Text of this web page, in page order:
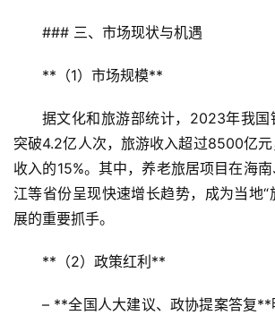
### 三、市场现状与机遇
**（1）市场规模**
据文化和旅游部统计，2023年我国
突破4.2亿人次，旅游收入超过8500亿
收入的15%。其中，养老旅居项目在海
江等省份呈现快速增长趋势，成为当地“
展的重要抓手。
**（2）政策红利**
– **全国人大建议、政协提案答复